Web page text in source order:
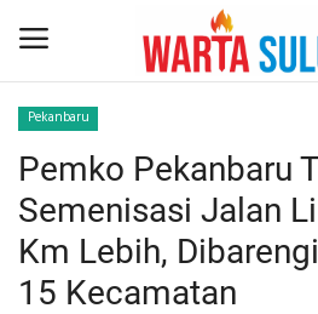
Home
NEWS
JAZIRAH RIAU
Pekanbaru
Pemko Pekanbaru
Semenisasi Jalan
Km Lebih,
15 Kecamatan